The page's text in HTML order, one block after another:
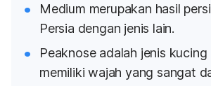
Medium merupakan hasil
Persia dengan jenis lain.
Peaknoseadalah jenis kucing
memiliki wajah yang sangat